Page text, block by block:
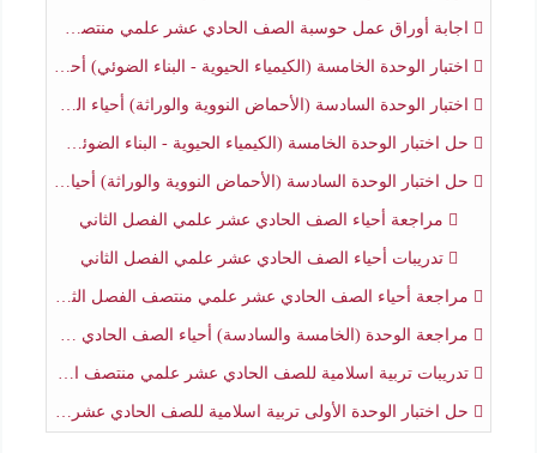
اجابة أوراق عمل حوسبة الصف الحادي عشر علمي منتصف الفصل الثاني
اختبار الوحدة الخامسة (الكيمياء الحيوية - البناء الضوئي) أحياء الصف الحادي عشر علمي الفصل الثاني
اختبار الوحدة السادسة (الأحماض النووية والوراثة) أحياء الصف الحادي عشر علمي منتصف الفصل الثاني
حل اختبار الوحدة الخامسة (الكيمياء الحيوية - البناء الضوئي) أحياء الصف الحادي عشر علمي الفصل الثاني
حل اختبار الوحدة السادسة (الأحماض النووية والوراثة) أحياء الصف الحادي عشر علمي منتصف الفصل الثاني
مراجعة أحياء الصف الحادي عشر علمي الفصل الثاني
تدريبات أحياء الصف الحادي عشر علمي الفصل الثاني
مراجعة أحياء الصف الحادي عشر علمي منتصف الفصل الثاني
مراجعة الوحدة (الخامسة والسادسة) أحياء الصف الحادي عشر علمي منتصف الفصل الثاني
تدريبات تربية اسلامية للصف الحادي عشر علمي منتصف الفصل الثاني
حل اختبار الوحدة الأولى تربية اسلامية للصف الحادي عشر علمي منتصف الفصل الثاني